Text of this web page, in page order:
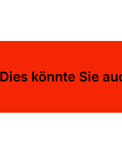
Dies könnte Sie